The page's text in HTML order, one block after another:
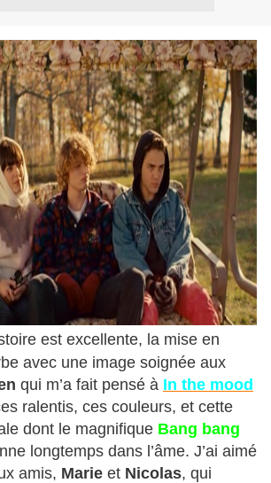
est excellente, la mise en
avec une image soignée aux
qui m’a fait pensé à In the mood
ralentis, ces couleurs, et cette
dont le magnifique Bang bang
longtemps dans l’âme. J’ai aimé
amis, Marie et Nicolas, qui